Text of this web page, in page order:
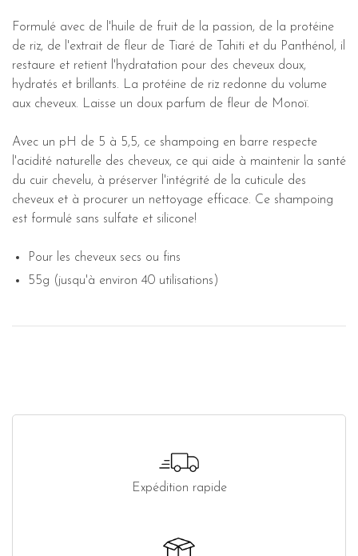
Formulé avec de l'huile de fruit de la passion, de la protéine
de riz, de l'extrait de fleur de Tiaré de Tahiti et du Panthénol, il
restaure et retient l'hydratation pour des cheveux doux,
hydratés et brillants. La protéine de riz redonne du volume
aux cheveux. Laisse un doux parfum de fleur de Monoï.
Avec un pH de 5 à 5,5, ce shampoing en barre respecte
l'acidité naturelle des cheveux, ce qui aide à maintenir la santé
du cuir chevelu, à préserver l'intégrité de la cuticule des
cheveux et à procurer un nettoyage efficace. Ce shampoing
est formulé sans sulfate et silicone!
Pour les cheveux secs ou fins
55g (jusqu'à environ 40 utilisations)
Expédition rapide